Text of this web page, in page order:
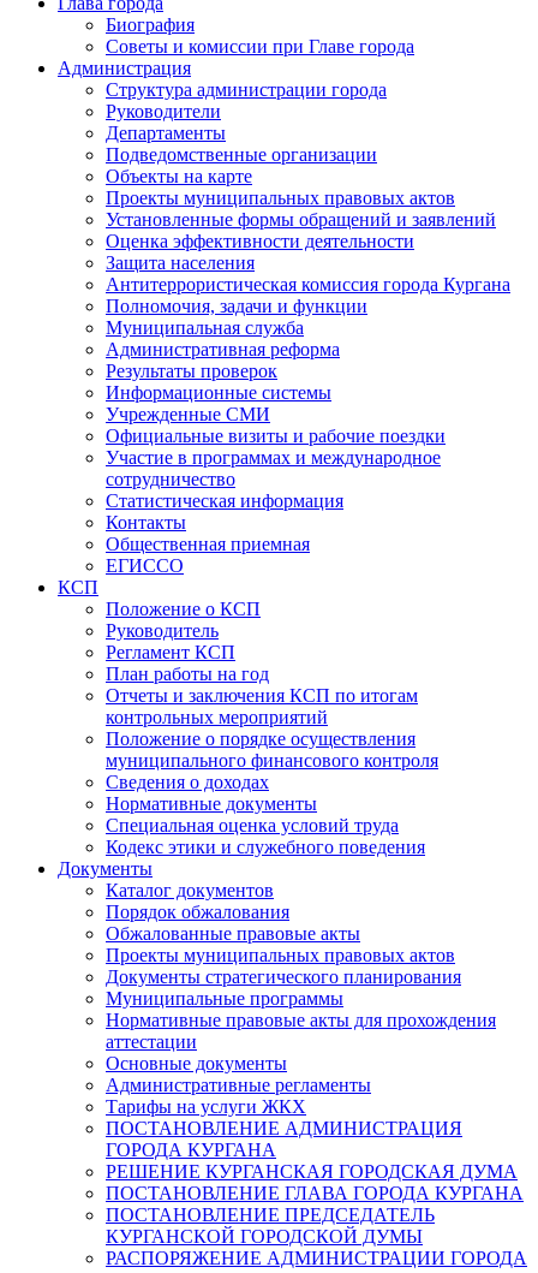
Биография
Советы и комиссии при Главе города
Администрация
Структура администрации города
Руководители
Департаменты
Подведомственные организации
Объекты на карте
Проекты муниципальных правовых актов
Установленные формы обращений и заявлений
Оценка эффективности деятельности
Защита населения
Антитеррористическая комиссия города Кургана
Полномочия, задачи и функции
Муниципальная служба
Административная реформа
Результаты проверок
Информационные системы
Учрежденные СМИ
Официальные визиты и рабочие поездки
Участие в программах и международное
сотрудничество
Статистическая информация
Контакты
Общественная приемная
ЕГИССО
КСП
Положение о КСП
Руководитель
Регламент КСП
План работы на год
Отчеты и заключения КСП по итогам
контрольных мероприятий
Положение о порядке осуществления
муниципального финансового контроля
Сведения о доходах
Нормативные документы
Специальная оценка условий труда
Кодекс этики и служебного поведения
Документы
Каталог документов
Порядок обжалования
Обжалованные правовые акты
Проекты муниципальных правовых актов
Документы стратегического планирования
Муниципальные программы
Нормативные правовые акты для прохождения
аттестации
Основные документы
Административные регламенты
Тарифы на услуги ЖКХ
ПОСТАНОВЛЕНИЕ АДМИНИСТРАЦИЯ
ГОРОДА КУРГАНА
РЕШЕНИЕ КУРГАНСКАЯ ГОРОДСКАЯ ДУМА
ПОСТАНОВЛЕНИЕ ГЛАВА ГОРОДА КУРГАНА
ПОСТАНОВЛЕНИЕ ПРЕДСЕДАТЕЛЬ
КУРГАНСКОЙ ГОРОДСКОЙ ДУМЫ
РАСПОРЯЖЕНИЕ АДМИНИСТРАЦИИ ГОРОДА